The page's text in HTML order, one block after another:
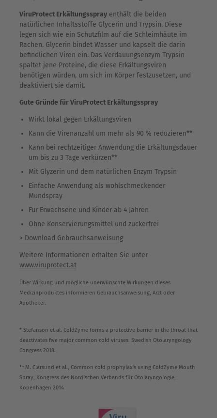
ViruProtect Erkältungsspray enthält die beiden
natürlichen Inhaltsstoffe Glycerin und Trypsin. Diese
legen sich wie ein Schutzfilm auf die Schleimhäute im
Rachen. Glycerin bindet Wasser und kapselt die darin
befindlichen Viren ein. Das Verdauungsenzym Trypsin
spaltet jene Proteine, die diese Erkältungsviren
benötigen würden, um sich im Körper festzusetzen, und
deaktiviert sie damit.
Gute Gründe für ViruProtect Erkältungsspray
Wirkt lokal gegen Erkältungsviren
Kann die Virenanzahl um mehr als 90 % reduzieren**
Kann bei rechtzeitiger Anwendung die Erkältungsdauer
um bis zu 3 Tage verkürzen**
Mit Glyzerin und dem natürlichen Enzym Trypsin
Einfache Anwendung als wohlschmeckender
Mundspray
Für Erwachsene und Kinder ab 4 Jahren
Ohne Konservierungsmittel und zuckerfrei
> Download Gebrauchsanweisung
Weitere Informationen erhalten Sie unter
www.viruprotect.at
Über Wirkung und mögliche unerwünschte Wirkungen dieses
Medizinproduktes informieren Gebrauchsanweisung, Arzt oder
Apotheker.
* Stefanson et al. ColdZyme forms a protective barrier in the throat that
deactivates five major common cold viruses. Swedish Otolaryngology
Congress 2018.
** M. Clarsund et al., Common cold prophylaxis using ColdZyme Mouth
Spray, Kongress des Nordischen Verbands für Otolaryngologie,
Kopenhagen 2014